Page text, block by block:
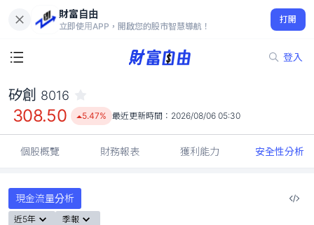
財富自由
立即使用APP，開啟您的股市智慧導航！
打開
登入
308.50
5.47%
矽創 8016
308.50 5.47% 最近更新時間： 2026/08/06 05:30
個股概覽 財務報表 獲利能力 安全性分析
現金流量分析
近5年 季報